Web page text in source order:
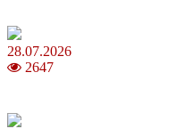
28.07.2026
2647